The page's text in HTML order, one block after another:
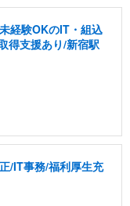
経験OKのIT・組込
得支援あり/新宿駅
/IT事務/福利厚生充